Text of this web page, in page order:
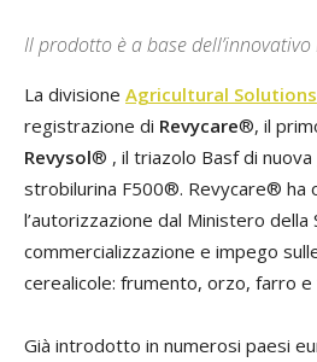
Il prodotto è a base dell’innovativo
La divisione Agricultural Solutions
registrazione di Revycare®, il
Revysol® , il triazolo Basf di
strobilurina F500®. Revycare® ha
l’autorizzazione dal Ministero della
commercializzazione e impego
cerealicole: frumento, orzo, farro e
Già introdotto in numerosi paesi